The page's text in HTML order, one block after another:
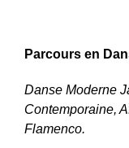
Parcours en
Danse Moderne
Contemporaine,
Flamenco.